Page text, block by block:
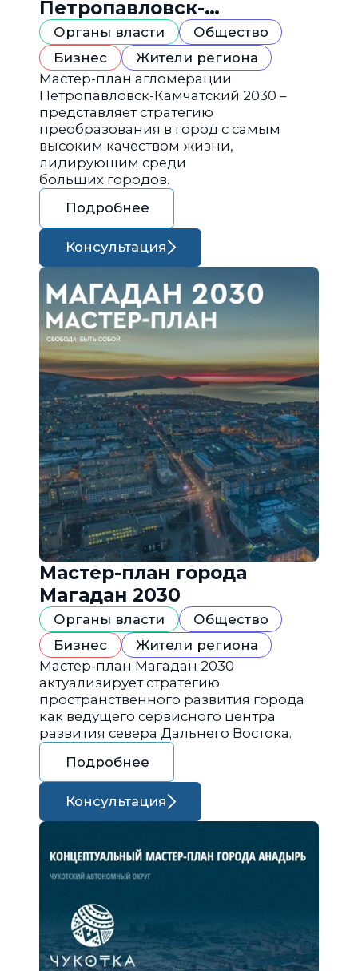
Петропавловск-
Камчатский 2030
Органы власти
Общество
Бизнес
Жители региона
Мастер-план агломерации
Петропавловск-Камчатский 2030 –
представляет стратегию
преобразования в город с самым
высоким качеством жизни,
лидирующим среди
больших городов.
Подробнее
Консультация
Мастер-план города
Магадан 2030
Органы власти
Общество
Бизнес
Жители региона
Мастер-план Магадан 2030
актуализирует стратегию
пространственного развития города
как ведущего сервисного центра
развития севера Дальнего Востока.
Подробнее
Консультация